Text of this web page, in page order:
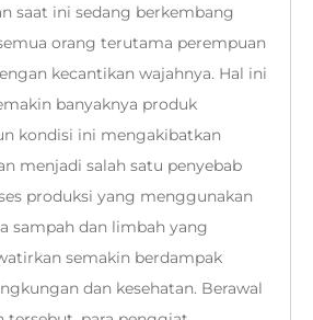
saat ini sedang berkembang
orang terutama perempuan
kecantikan wajahnya. Hal ini
banyaknya produk
kondisi ini mengakibatkan
menjadi salah satu penyebab
produksi yang menggunakan
sampah dan limbah yang
semakin berdampak
dan kesehatan. Berawal